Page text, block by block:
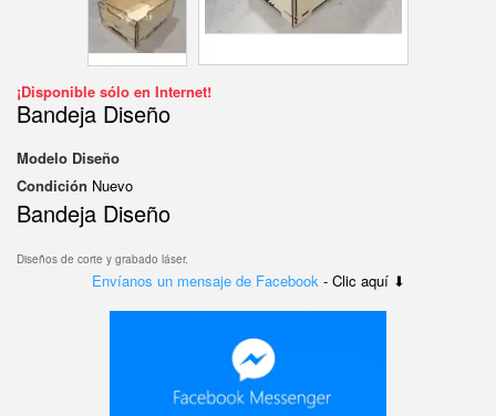
¡Disponible sólo en Internet!
Bandeja Diseño
Modelo Diseño
Condición Nuevo
Bandeja Diseño
Diseños de corte y grabado láser.
Envíanos un mensaje de Facebook - Clic aquí ⬇